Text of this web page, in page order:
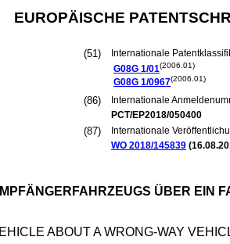
EUROPÄISCHE
(51)
Internationale
G08G 1/01(2006.01)
G08G 1/0967(2006.01)
(86)
Internationale
PCT/EP2018/050400
(87)
Internationale
WO 2018/145839 (
ÜBER EIN
ABOUT A WRONG-WAY